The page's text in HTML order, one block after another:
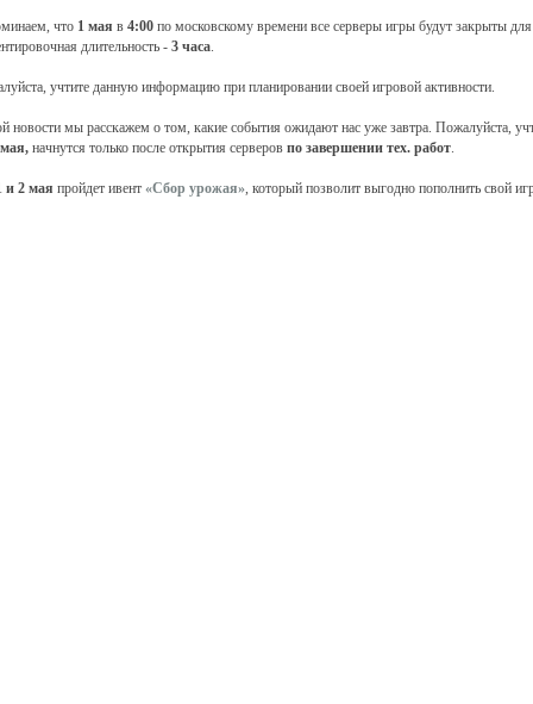
что 1 мая в 4:00 по московскому времени все серверы игры будут закрыты
длительность - 3 часа.
учтите данную информацию при планировании своей игровой активности.
новости мы расскажем о том, какие события ожидают нас уже завтра. Пожалуйста,
начнутся только после открытия серверов по завершении тех. работ.
и 2 мая пройдет ивент «Сбор урожая», который позволит выгодно пополнить свой